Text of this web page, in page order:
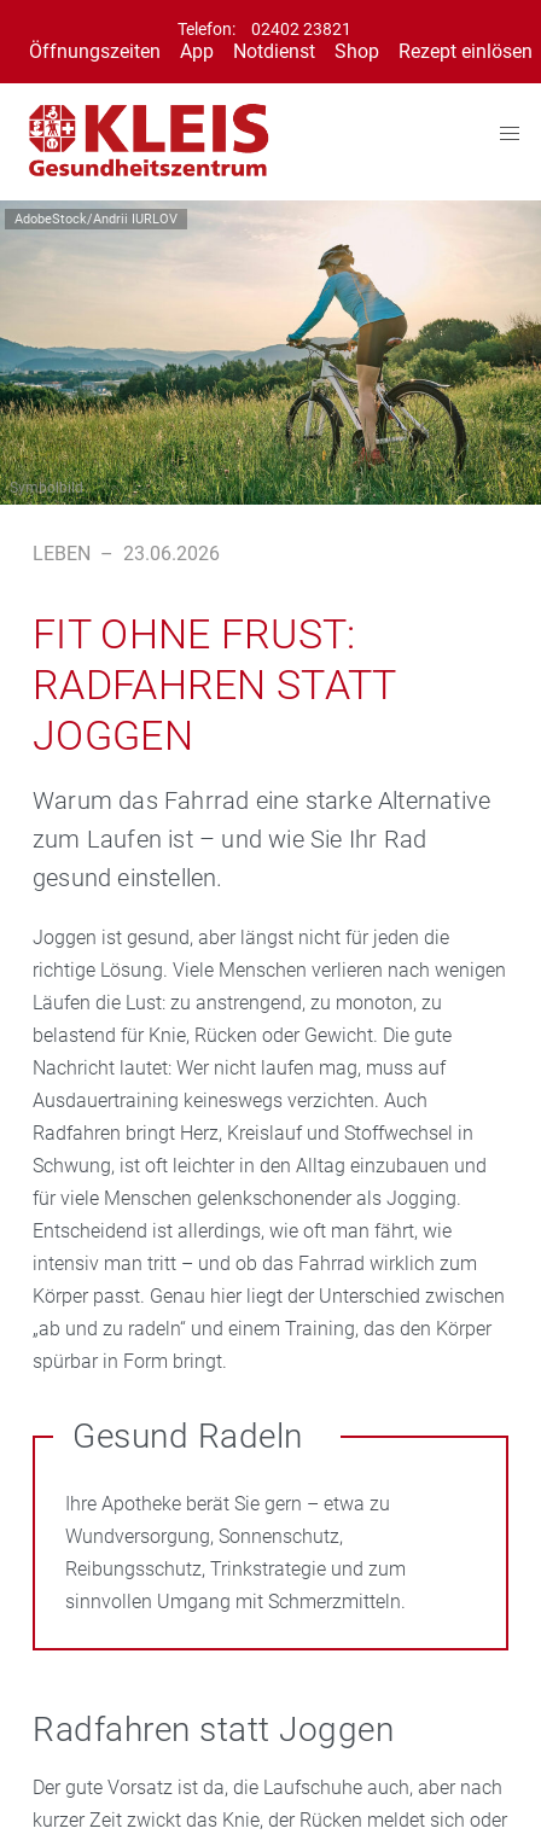
Telefon: 02402 23821
Öffnungszeiten App Notdienst Shop Rezept einlösen
AdobeStock/Andrii IURLOV
Symbolbild
LEBEN – 23.06.2026
FIT OHNE FRUST:
RADFAHREN STATT
JOGGEN
Warum das Fahrrad eine starke Alternative
zum Laufen ist – und wie Sie Ihr Rad
gesund einstellen.
Joggen ist gesund, aber längst nicht für jeden die
richtige Lösung. Viele Menschen verlieren nach wenigen
Läufen die Lust: zu anstrengend, zu monoton, zu
belastend für Knie, Rücken oder Gewicht. Die gute
Nachricht lautet: Wer nicht laufen mag, muss auf
Ausdauertraining keineswegs verzichten. Auch
Radfahren bringt Herz, Kreislauf und Stoffwechsel in
Schwung, ist oft leichter in den Alltag einzubauen und
für viele Menschen gelenkschonender als Jogging.
Entscheidend ist allerdings, wie oft man fährt, wie
intensiv man tritt – und ob das Fahrrad wirklich zum
Körper passt. Genau hier liegt der Unterschied zwischen
„ab und zu radeln“ und einem Training, das den Körper
spürbar in Form bringt.
Gesund Radeln
Ihre Apotheke berät Sie gern – etwa zu
Wundversorgung, Sonnenschutz,
Reibungsschutz, Trinkstrategie und zum
sinnvollen Umgang mit Schmerzmitteln.
Radfahren statt Joggen
Der gute Vorsatz ist da, die Laufschuhe auch, aber nach
kurzer Zeit zwickt das Knie, der Rücken meldet sich oder